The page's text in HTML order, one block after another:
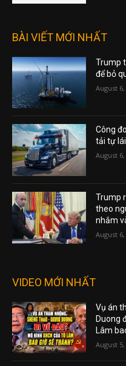
BÀI VIẾT MỚI NHẤT
Trump
để bỏ
August 6,
Công
tải tự
August 6,
Trump
theo
nhắm
August 6,
VIDEO MỚI NHẤT
Vụ án
Duong
Lâm
August 5,